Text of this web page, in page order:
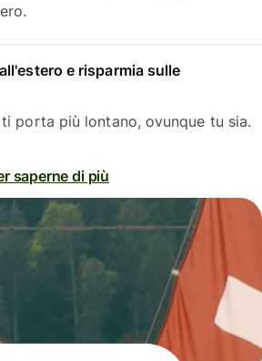
e risparmia sulle
porta più lontano, ovunque tu sia.
saperne di più